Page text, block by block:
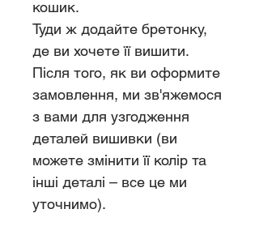
кошик.
Туди ж додайте бретонку,
де ви хочете її вишити.
Після того, як ви оформите
замовлення, ми зв'яжемося
з вами для узгодження
деталей вишивки (ви
можете змінити її колір та
інші деталі – все це ми
уточнимо).